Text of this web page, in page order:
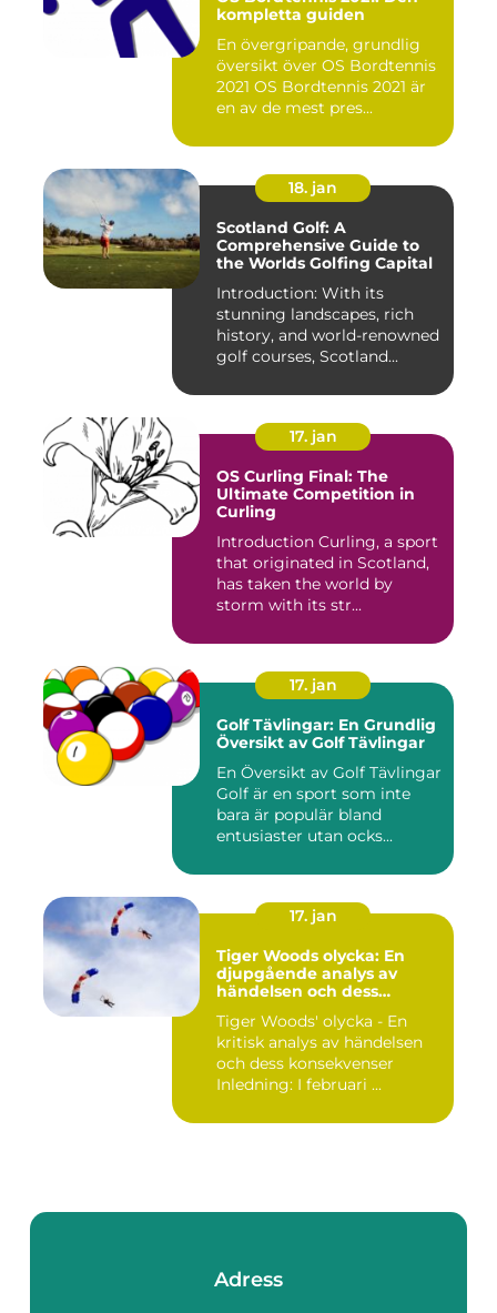
kompletta guiden
En övergripande, grundlig
översikt över OS Bordtennis
2021 OS Bordtennis 2021 är
en av de mest pres...
18. jan
Scotland Golf: A
Comprehensive Guide to
the Worlds Golfing Capital
Introduction: With its
stunning landscapes, rich
history, and world-renowned
golf courses, Scotland...
17. jan
OS Curling Final: The
Ultimate Competition in
Curling
Introduction Curling, a sport
that originated in Scotland,
has taken the world by
storm with its str...
17. jan
Golf Tävlingar: En Grundlig
Översikt av Golf Tävlingar
En Översikt av Golf Tävlingar
Golf är en sport som inte
bara är populär bland
entusiaster utan ocks...
17. jan
Tiger Woods olycka: En
djupgående analys av
händelsen och dess
Tiger Woods' olycka - En
kritisk analys av händelsen
och dess konsekvenser
Inledning: I februari ...
Adress